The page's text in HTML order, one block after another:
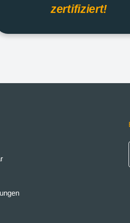
zertifiziert!